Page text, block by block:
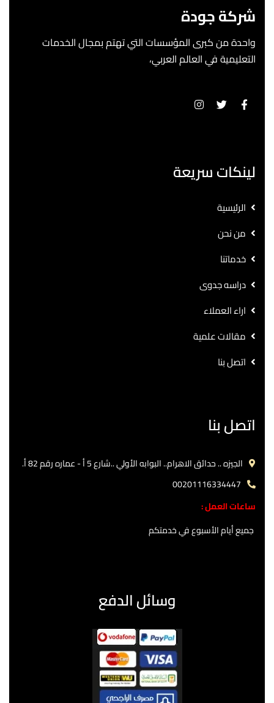
شركة جودة
واحدة من كبرى المؤسسات التي تهتم بمجال الخدمات
التعليمية في العالم العربي،
لينكات سريعة
الرئيسية
من نحن
خدماتنا
دراسه جدوى
اراء العملاء
مقالات علمية
اتصل بنا
اتصل بنا
الجيزه .. حدائق الاهرام.. البوابه الأولي ..شارع 5 أ - عماره رقم 82 أ.
00201116334447
ساعات العمل :
جميع أيام الأسبوع في خدمتكم
وسائل الدفع